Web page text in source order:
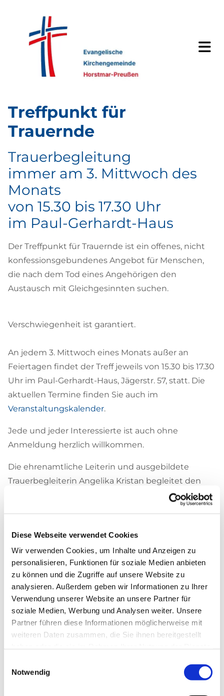
Diese Webseite verwendet Cookies
Wir verwenden Cookies, um Inhalte und Anzeigen zu
personalisieren, Funktionen für soziale Medien anbieten
zu können und die Zugriffe auf unsere Website zu
analysieren. Außerdem geben wir Informationen zu Ihrer
Verwendung unserer Website an unsere Partner für
soziale Medien, Werbung und Analysen weiter. Unsere
Partner führen diese Informationen möglicherweise mit
weiteren Daten zusammen, die Sie ihnen bereitgestellt
Notwendig
Treffpunkt für
Trauernde
Trauerbegleitung
immer am 3. Mittwoch des
Monats
von 15.30 bis 17.30 Uhr
im Paul-Gerhardt-Haus
Der Treffpunkt für Trauernde ist ein offenes, nicht
konfessionsgebundenes Angebot für Menschen,
die nach dem Tod eines Angehörigen den
Austausch mit Gleichgesinnten suchen.
Verschwiegenheit ist garantiert.
An jedem 3. Mittwoch eines Monats außer an
Feiertagen findet der Treff jeweils von 15.30 bis 17.30
Uhr im Paul-Gerhardt-Haus, Jägerstr. 57, statt. Die
aktuellen Termine finden Sie auch im
Veranstaltungskalender.
Jede und jeder Interessierte ist auch ohne
Anmeldung herzlich willkommen.
Die ehrenamtliche Leiterin und ausgebildete
Trauerbegleiterin Angelika Kristan begleitet den
Nachmittag mit weiteren ehrenamtliche
Trauernde Menschen tauschen sich über ihre
Verständnis, Zuwendung und Anteilnahme. Es
darf geweint, erzählt, geschwiegen und zugehört
werden.
Wir freuen uns, wenn sich unser kleines Team um
weitere Ehrenamtliche, die sich dieser wichtigen
Aufgabe widmen möchten, vergrößert.
02306 47802